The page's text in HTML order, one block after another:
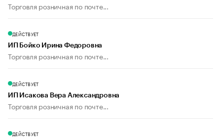
Торговля розничная по почте...
ДЕЙСТВУЕТ
ИП Бойко Ирина Федоровна
Торговля розничная по почте...
ДЕЙСТВУЕТ
ИП Исакова Вера Александровна
Торговля розничная по почте...
ДЕЙСТВУЕТ